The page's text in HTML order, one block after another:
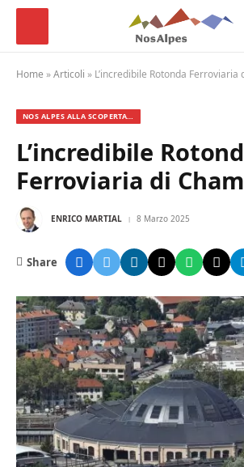
Home »Articoli » L’incredibile Rotonda Ferroviaria
NOS ALPES ALLA SCOPERTA…
L’incredibile
Ferroviaria di
ENRICO MARTIAL 8 Marzo 2025
Share